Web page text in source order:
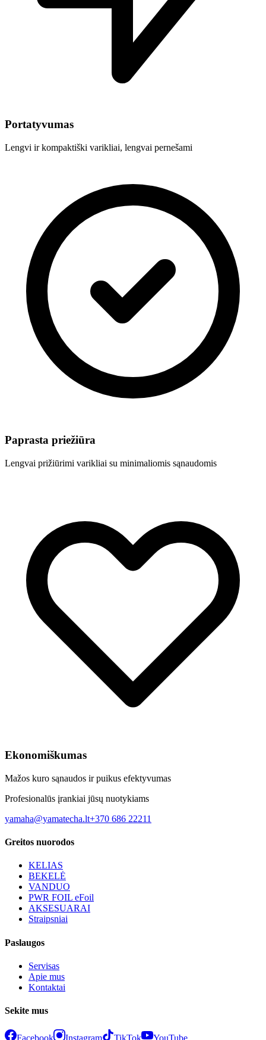
Portatyvumas
Lengvi ir kompaktiški varikliai, lengvai pernešami
Paprasta priežiūra
Lengvai prižiūrimi varikliai su minimaliomis sąnaudomis
Ekonomiškumas
Mažos kuro sąnaudos ir puikus efektyvumas
Profesionalūs įrankiai jūsų nuotykiams
yamaha@yamatecha.lt+370 686 22211
Greitos nuorodos
KELIAS
BEKELĖ
VANDUO
PWR FOIL eFoil
AKSESUARAI
Straipsniai
Paslaugos
Servisas
Apie mus
Kontaktai
Sekite mus
Facebook Instagram TikTok YouTube